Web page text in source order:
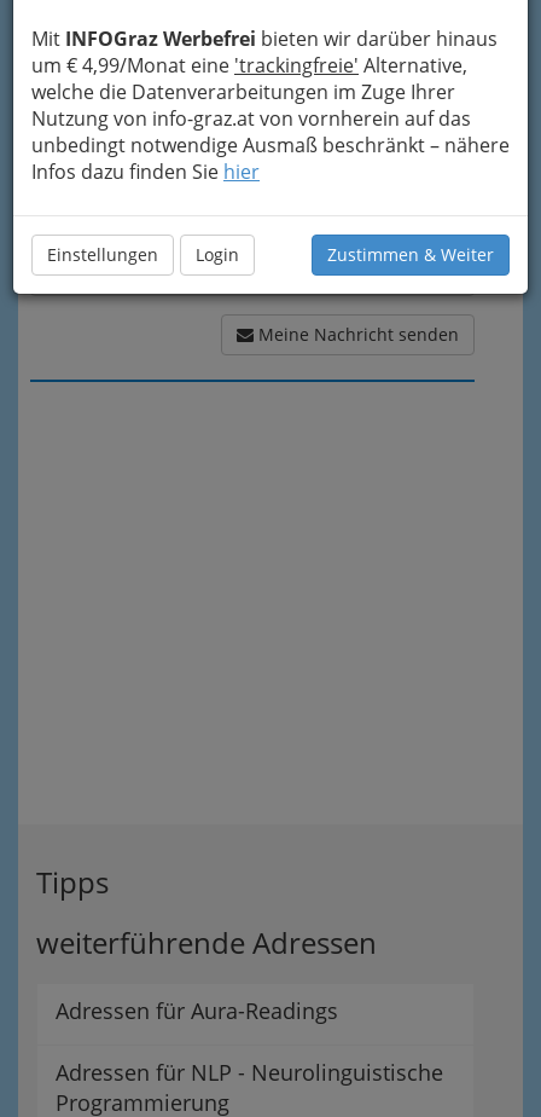
Mit INFOGraz Werbefrei bieten wir darüber hinaus
um € 4,99/Monat eine 'trackingfreie' Alternative,
welche die Datenverarbeitungen im Zuge Ihrer
Nutzung von info-graz.at von vornherein auf das
unbedingt notwendige Ausmaß beschränkt – nähere
Infos dazu finden Sie hier
Einstellungen Login Zustimmen & Weiter
Meine Nachricht
Meine Nachricht senden
Tipps
weiterführende Adressen
Adressen für Aura-Readings
Adressen für NLP - Neurolinguistische
Programmierung